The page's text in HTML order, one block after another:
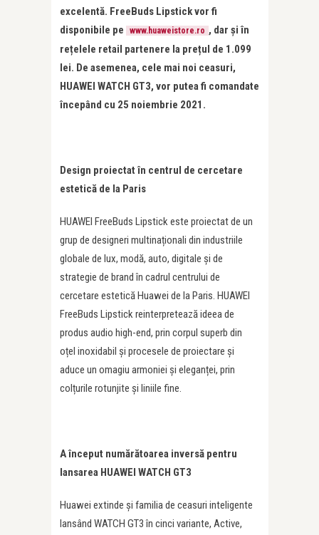
excelentă. FreeBuds Lipstick vor fi
disponibile pe
www.huaweistore.ro , dar și în
rețelele retail partenere la prețul de 1.099
lei. De asemenea, cele mai noi ceasuri,
HUAWEI WATCH GT3, vor putea fi comandate
începând cu 25 noiembrie 2021.
Design proiectat în centrul de cercetare
estetică de la Paris
HUAWEI FreeBuds Lipstick este proiectat de un
grup de designeri multinaționali din industriile
globale de lux, modă, auto, digitale și de
strategie de brand în cadrul centrului de
cercetare estetică Huawei de la Paris. HUAWEI
FreeBuds Lipstick reinterpretează ideea de
produs audio high-end, prin corpul superb din
oțel inoxidabil și procesele de proiectare și
aduce un omagiu armoniei și eleganței, prin
colțurile rotunjite și liniile fine.
A început numărătoarea inversă pentru
lansarea HUAWEI WATCH GT3
Huawei extinde și familia de ceasuri inteligente
lansând WATCH GT3 în cinci variante, Active,